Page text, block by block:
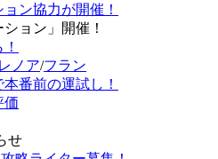
ン協力が開催！
ョン」開催！
ノア/フラン
番前の運試し！
価
せ